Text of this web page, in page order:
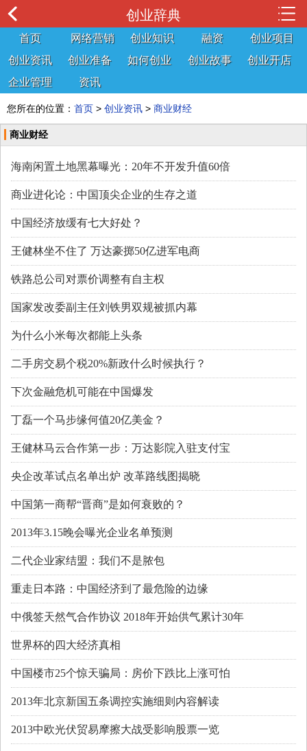
创业辞典
首页 网络营销 创业知识 融资
创业项目
创业资讯
创业准备 如何创业 创业故事
创业开店
企业管理
资讯
您所在的位置： 首页 > 创业资讯 > 商业财经
商业财经
海南闲置土地黑幕曝光：20年不开发升值60倍
商业进化论：中国顶尖企业的生存之道
中国经济放缓有七大好处？
王健林坐不住了 万达豪掷50亿进军电商
铁路总公司对票价调整有自主权
国家发改委副主任刘铁男双规被抓内幕
为什么小米每次都能上头条
二手房交易个税20%新政什么时候执行？
下次金融危机可能在中国爆发
丁磊一个马步缘何值20亿美金？
王健林马云合作第一步：万达影院入驻支付宝
央企改革试点名单出炉 改革路线图揭晓
中国第一商帮“晋商”是如何衰败的？
2013年3.15晚会曝光企业名单预测
二代企业家结盟：我们不是脓包
重走日本路：中国经济到了最危险的边缘
中俄签天然气合作协议 2018年开始供气累计30年
世界杯的四大经济真相
中国楼市25个惊天骗局：房价下跌比上涨可怕
2013年北京新国五条调控实施细则内容解读
2013中欧光伏贸易摩擦大战受影响股票一览